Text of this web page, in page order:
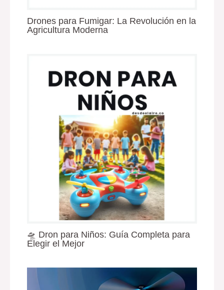
Drones para Fumigar: La Revolución en la
Agricultura Moderna
🛸 Dron para Niños: Guía Completa para
Elegir el Mejor